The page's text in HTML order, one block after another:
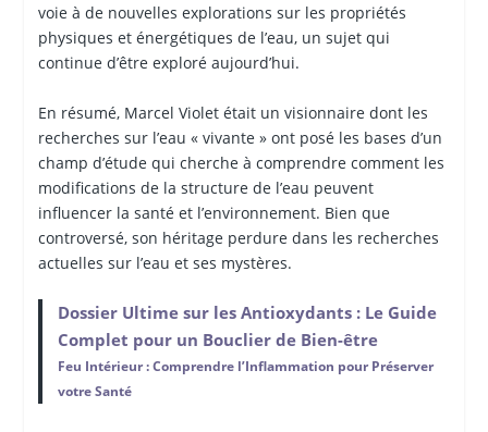
voie à de nouvelles explorations sur les propriétés
physiques et énergétiques de l’eau, un sujet qui
continue d’être exploré aujourd’hui.
En résumé, Marcel Violet était un visionnaire dont les
recherches sur l’eau « vivante » ont posé les bases d’un
champ d’étude qui cherche à comprendre comment les
modifications de la structure de l’eau peuvent
influencer la santé et l’environnement. Bien que
controversé, son héritage perdure dans les recherches
actuelles sur l’eau et ses mystères.
Dossier Ultime sur les Antioxydants : Le Guide
Complet pour un Bouclier de Bien-être
Feu Intérieur : Comprendre l’Inflammation pour Préserver
votre Santé